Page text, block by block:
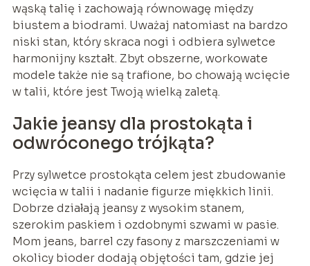
wąską talię i zachowają równowagę między
biustem a biodrami. Uważaj natomiast na bardzo
niski stan, który skraca nogi i odbiera sylwetce
harmonijny kształt. Zbyt obszerne, workowate
modele także nie są trafione, bo chowają wcięcie
w talii, które jest Twoją wielką zaletą.
Jakie jeansy dla prostokąta i
odwróconego trójkąta?
Przy sylwetce prostokąta celem jest zbudowanie
wcięcia w talii i nadanie figurze miękkich linii.
Dobrze działają jeansy z wysokim stanem,
szerokim paskiem i ozdobnymi szwami w pasie.
Mom jeans, barrel czy fasony z marszczeniami w
okolicy bioder dodają objętości tam, gdzie jej